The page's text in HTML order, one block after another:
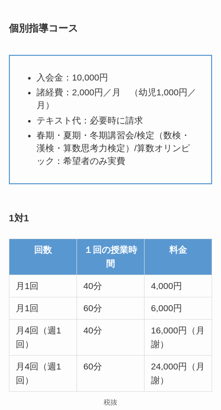
個別指導コース
入会金：10,000円
諸経費：2,000円／月 （幼児1,000円／
月）
テキスト代：必要時に請求
春期・夏期・冬期講習会/検定（数検・
漢検・算数思考力検定）/算数オリンピ
ック：希望者のみ実費
1対1
回数
１回の授業時
間
料金
月1回 40分 4,000円
月1回 60分 6,000円
月4回（週1
回）
40分
16,000円（月
謝）
月4回（週1
回）
60分
24,000円（月
謝）
税抜